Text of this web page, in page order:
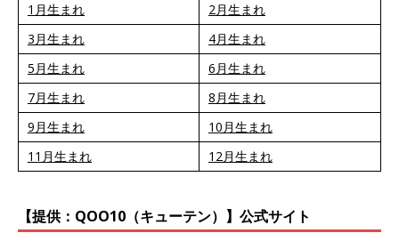
1月生まれ
2月生まれ
3月生まれ
4月生まれ
5月生まれ
6月生まれ
7月生まれ
8月生まれ
9月生まれ
10月生まれ
11月生まれ
12月生まれ
【提供：QOO10（キューテン）】公式サイト